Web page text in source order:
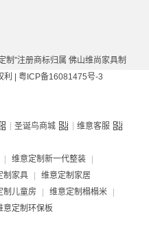
制”注册商标归属 佛山维尚家具制
利 | 粤ICP备16081475号-3
| 圣诞鸟商城 | 维意客服
| 维意定制新一代整装
|
制家具 |
维意定制家居
制儿童房 | 维意定制榻榻米
|
意定制环保板